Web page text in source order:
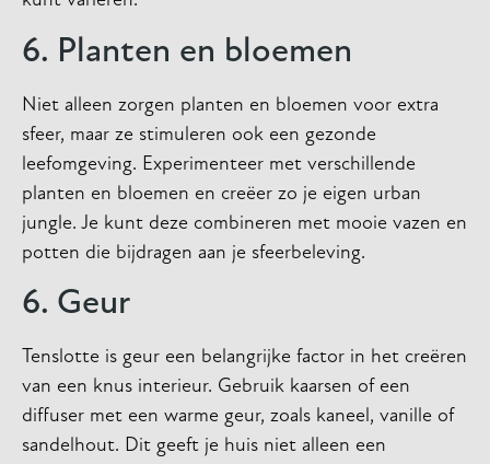
6. Planten en bloemen
Niet alleen zorgen planten en bloemen voor extra
sfeer, maar ze stimuleren ook een gezonde
leefomgeving. Experimenteer met verschillende
planten en bloemen en creëer zo je eigen urban
jungle. Je kunt deze combineren met mooie vazen en
potten die bijdragen aan je sfeerbeleving.
6. Geur
Tenslotte is geur een belangrijke factor in het creëren
van een knus interieur. Gebruik kaarsen of een
diffuser met een warme geur, zoals kaneel, vanille of
sandelhout. Dit geeft je huis niet alleen een